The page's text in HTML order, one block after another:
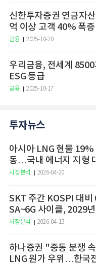
신한투자증권 연금자
억 이상 고객 40% 폭증
금융 2025-10-20
우리금융, 전세계 8500
ESG 등급
금융 2025-10-17
투자뉴스
아시아 LNG 현물 19%
동…국내 에너지 지형
시장분석 2026-04-20
SKT 주간 KOSPI 대
SA~6G 사이클, 2029
예고
시장분석 2026-04-13
하나증권 "중동 분쟁
LNG 원가 우위…한국